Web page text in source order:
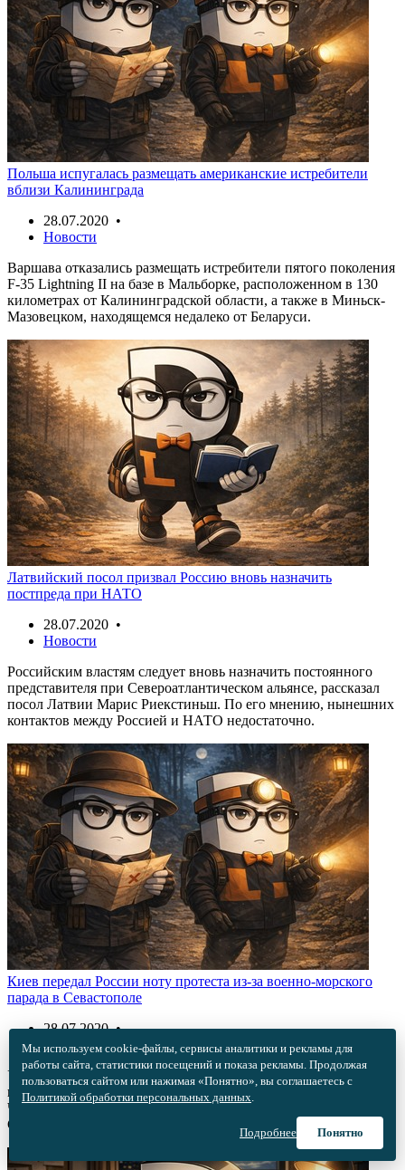
Польша испугалась размещать американские истребители
вблизи Калининграда
28.07.2020 •
Новости
Варшава отказались размещать истребители пятого поколения
F-35 Lightning II на базе в Мальборке, расположенном в 130
километрах от Калининградской области, а также в Миньск-
Мазовецком, находящемся недалеко от Беларуси.
Латвийский посол призвал Россию вновь назначить
постпреда при НАТО
28.07.2020 •
Новости
Российским властям следует вновь назначить постоянного
представителя при Североатлантическом альянсе, рассказал
посол Латвии Марис Риекстиньш. По его мнению, нынешних
контактов между Россией и НАТО недостаточно.
Киев передал России ноту протеста из-за военно-морского
парада в Севастополе
28.07.2020 •
Новости
Украина передала Министерству иностранных дел России
ноту протеста в связи военно-морским парадом
Черноморского флота РФ, который был проведен в
Севастополе 26 июля.
Мы используем cookie-файлы, сервисы аналитики и рекламы для
работы сайта, статистики посещений и показа рекламы. Продолжая
пользоваться сайтом или нажимая «Понятно», вы соглашаетесь с
Политикой обработки персональных данных.
Подробнее Понятно